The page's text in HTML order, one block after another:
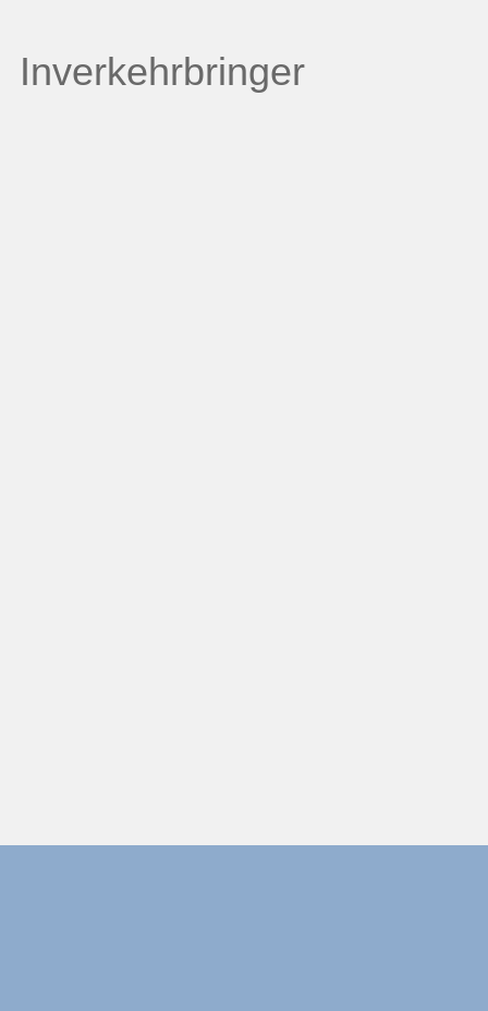
Inverkehrbringer